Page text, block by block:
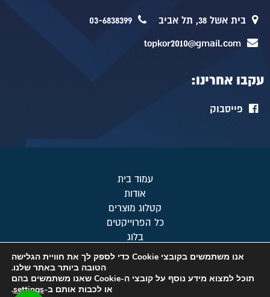
בית אשל 38, תל אביב 03-6838399
topkor2010@gmail.com
עקבו אחרינו:
פייסבוק
עמוד בית
אודות
קטלוג מוצרים
כל הפרוייקטים
בלוג
מפת אתר
מדיניות פרטיות
אנו משתמשים בקובצי Cookie כדי לספק לך את חוויית הגלישה
הטובה ביותר באתר שלנו.
תוכל למצוא מידע נוסף על קובצי ה-Cookie שאנו משתמשים בהם
או לכבות אותם ב-settings
.